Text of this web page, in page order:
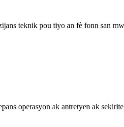
teknik pou tiyo an fè fonn san
operasyon ak antretyen ak